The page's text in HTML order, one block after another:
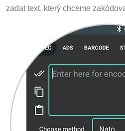
zadat text, který chceme